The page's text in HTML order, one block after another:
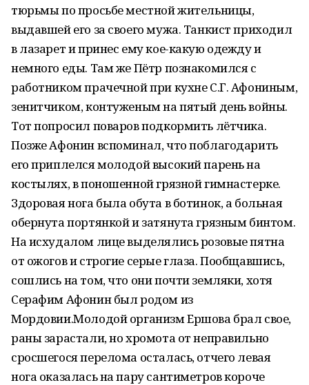
тюрьмы по просьбе местной жительницы,
выдавшей его за своего мужа. Танкист приходил
в лазарет и принес ему кое-какую одежду и
немного еды. Там же Пётр познакомился с
работником прачечной при кухне С.Г. Афониным,
зенитчиком, контуженым на пятый день войны.
Тот попросил поваров подкормить лётчика.
Позже Афонин вспоминал, что поблагодарить
его приплелся молодой высокий парень на
костылях, в поношенной грязной гимнастерке.
Здоровая нога была обута в ботинок, а больная
обернута портянкой и затянута грязным бинтом.
На исхудалом лице выделялись розовые пятна
от ожогов и строгие серые глаза. Пообщавшись,
сошлись на том, что они почти земляки, хотя
Серафим Афонин был родом из
Мордовии.Молодой организм Ершова брал свое,
раны зарастали, но хромота от неправильно
сросшегося перелома осталась, отчего левая
нога оказалась на пару сантиметров короче